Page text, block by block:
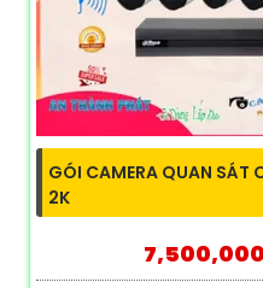
GÓI CAMERA QUAN SÁT
2K